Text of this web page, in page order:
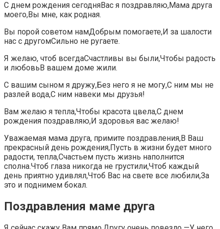
С днем рождения сегодняВас я поздравляю,Мама друга
моего,Вы мне, как родная.
Вы порой советом намДобрым помогаете,И за шалости
нас с другомСильно не ругаете.
Я желаю, чтоб всегдаСчастливы вы были,Чтобы радость
и любовьВ вашем доме жили.
С вашим сыном я дружу,Без него я не могу,С ним мы не
разлей вода,С ним навеки мы друзья!
Вам желаю я тепла,Чтобы красота цвела,С днем
рождения поздравляю,И здоровья вас желаю!
Уважаемая мама друга, примите поздравления,В Ваш
прекрасный день рождения,Пусть в жизни будет много
радости, тепла,Счастьем пусть жизнь наполнится
сполна.Чтоб глаза никогда не грустили,Чтоб каждый
день приятно удивлял,Чтоб Вас на свете все любили,За
это и поднимем бокал.
Поздравления маме друга